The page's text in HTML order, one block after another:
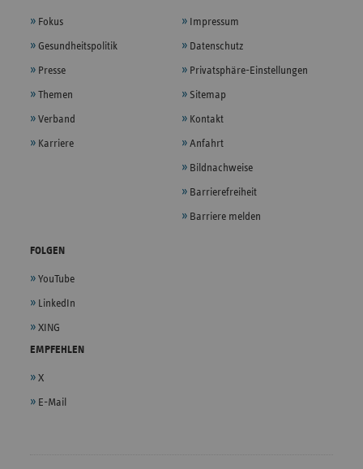
Fokus
Gesundheitspolitik
Presse
Themen
Verband
Karriere
Impressum
Datenschutz
Privatsphäre-Einstellungen
Sitemap
Kontakt
Anfahrt
Bildnachweise
Barrierefreiheit
Barriere melden
FOLGEN
YouTube
LinkedIn
XING
EMPFEHLEN
X
E-Mail